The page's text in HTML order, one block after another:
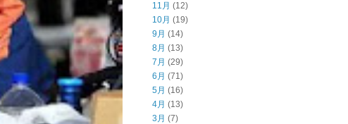
11月 (12)
10月 (19)
9月 (14)
8月 (13)
7月 (29)
6月 (71)
5月 (16)
4月 (13)
3月 (7)